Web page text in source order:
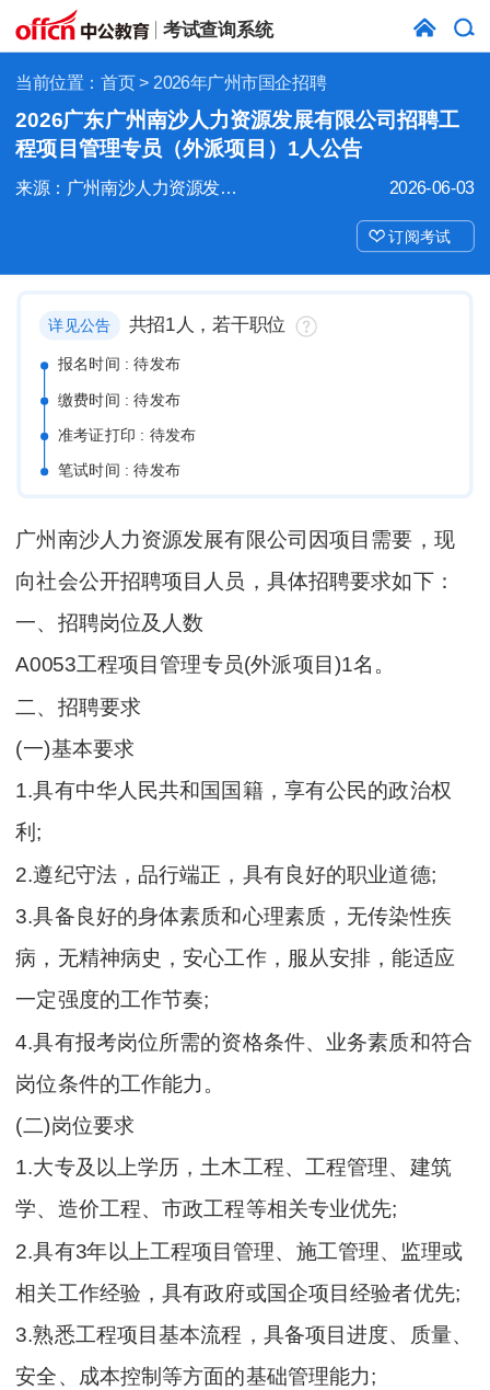
考试查询系统
当前位置： 首页> 2026年广州市国企招聘
2026广东广州南沙人力资源发展有限公司招聘工
程项目管理专员（外派项目）1人公告
2026-06-03
来源：广州南沙人力资源发展有限公司
订阅考试
详见公告 共招1人，若干职位
报名时间 : 待发布
缴费时间 : 待发布
准考证打印 : 待发布
笔试时间 : 待发布
广州南沙人力资源发展有限公司因项目需要，现
向社会公开招聘项目人员，具体招聘要求如下：
一、招聘岗位及人数
A0053工程项目管理专员(外派项目)1名。
二、招聘要求
(一)基本要求
1.具有中华人民共和国国籍，享有公民的政治权
利;
2.遵纪守法，品行端正，具有良好的职业道德;
3.具备良好的身体素质和心理素质，无传染性疾
病，无精神病史，安心工作，服从安排，能适应
一定强度的工作节奏;
4.具有报考岗位所需的资格条件、业务素质和符合
岗位条件的工作能力。
(二)岗位要求
1.大专及以上学历，土木工程、工程管理、建筑
学、造价工程、市政工程等相关专业优先;
2.具有3年以上工程项目管理、施工管理、监理或
相关工作经验，具有政府或国企项目经验者优先;
3.熟悉工程项目基本流程，具备项目进度、质量、
安全、成本控制等方面的基础管理能力;